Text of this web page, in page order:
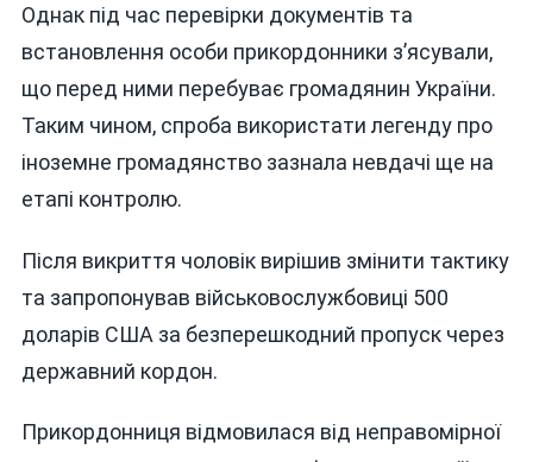
Однак під час перевірки документів та
встановлення особи прикордонники з’ясували,
що перед ними перебуває громадянин України.
Таким чином, спроба використати легенду про
іноземне громадянство зазнала невдачі ще на
етапі контролю.
Після викриття чоловік вирішив змінити тактику
та запропонував військовослужбовиці 500
доларів США за безперешкодний пропуск через
державний кордон.
Прикордонниця відмовилася від неправомірної